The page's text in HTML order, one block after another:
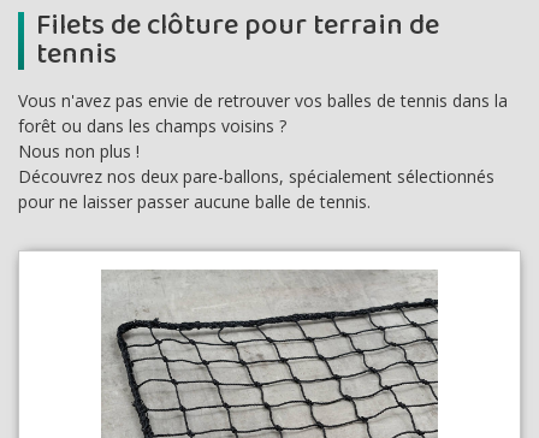
Filets de clôture pour terrain de
tennis
Vous n'avez pas envie de retrouver vos balles de tennis dans la
forêt ou dans les champs voisins ?
Nous non plus !
Découvrez nos deux pare-ballons, spécialement sélectionnés
pour ne laisser passer aucune balle de tennis.